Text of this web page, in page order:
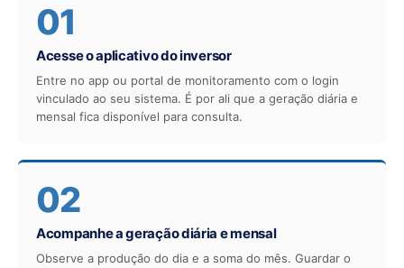
01
Acesse o aplicativo do inversor
Entre no app ou portal de monitoramento com o login
vinculado ao seu sistema. É por ali que a geração diária e
mensal fica disponível para consulta.
02
Acompanhe a geração diária e mensal
Observe a produção do dia e a soma do mês. Guardar o